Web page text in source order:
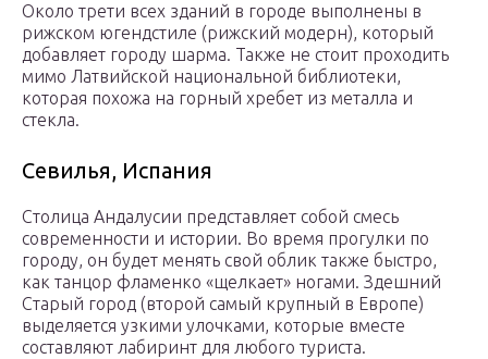
Около трети всех зданий в городе выполнены в
рижском югендстиле (рижский модерн), который
добавляет городу шарма. Также не стоит проходить
мимо Латвийской национальной библиотеки,
которая похожа на горный хребет из металла и
стекла.
Севилья, Испания
Столица Андалусии представляет собой смесь
современности и истории. Во время прогулки по
городу, он будет менять свой облик также быстро,
как танцор фламенко «щелкает» ногами. Здешний
Старый город (второй самый крупный в Европе)
выделяется узкими улочками, которые вместе
составляют лабиринт для любого туриста.